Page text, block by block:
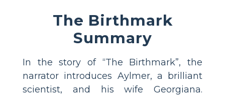
The Birthmark
Summary
In the story of “The Birthmark”, the
narrator introduces Aylmer, a brilliant
scientist, and his wife Georgiana.